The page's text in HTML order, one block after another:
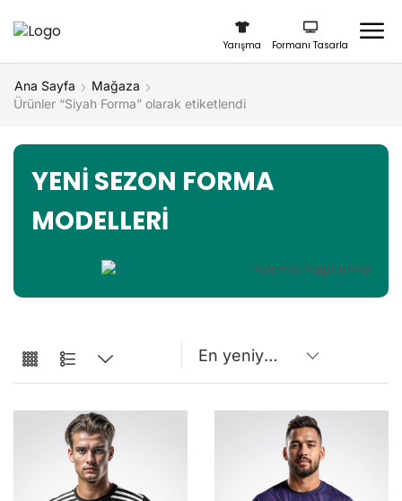
Yarışma Formanı Tasarla
Ana Sayfa
Mağaza
Ürünler “Siyah Forma” olarak etiketlendi
YENİ SEZON FORMA
MODELLERİ